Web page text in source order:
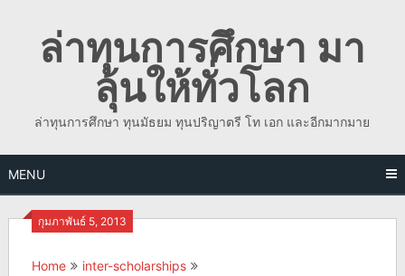
contentล่าทุนการศึกษา มา
ลุ้นให้ทั่วโลก
ล่าทุนการศึกษา ทุนมัธยม ทุนปริญาตรี โท เอก และอีกมากมาย
MENU
กุมภาพันธ์ 5, 2013
Home
inter-scholarships